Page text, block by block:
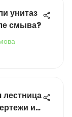
унитаз
смыва?
лестница
и